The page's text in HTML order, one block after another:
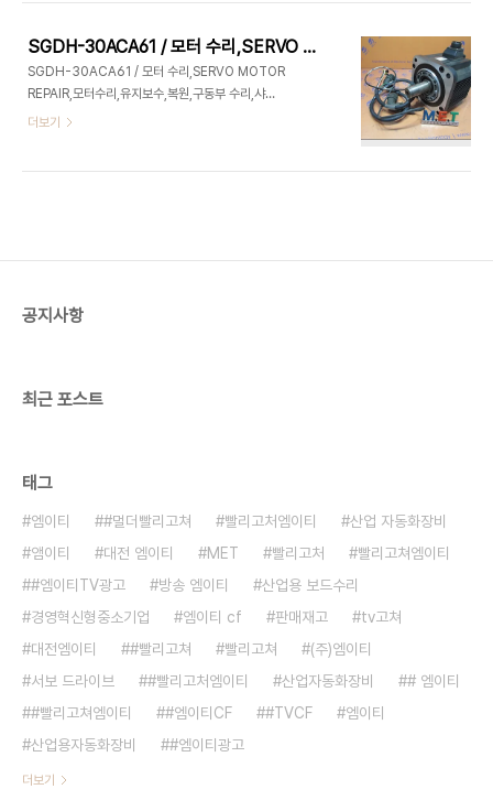
[15년간의 수리누적데이터를 바탕으로 평균수리가
격을 알려드립니다.] ※구매/수리 문의, 이제는 바로
바로 문의 하자! ※궁금하면 무엇이든 모바일에서도
바로바로 전화 하자! [작동이 안될 경우 이미지를 길
게 눌러주세요]
SGDH-30ACA61 / 모터 수리,SERVO MOTOR REPAIR,모터수리,유지보수,복원,구동부 수리,샤프트 가공 및 개조,엔코더 수리,REPAIR,산업용전자장비 판매&수리_(주)엠이티_1초견적
SGDH-30ACA61 / 모터 수리,SERVO MOTOR
REPAIR,모터수리,유지보수,복원,구동부 수리,샤프
트 가공 및 개조,엔코더 수리,REPAIR,산업용전자장
더보기
공지사항
최근 포스트
태그
엠이티 #멀더빨리고쳐 빨리고처엠이티
산업 자동화장비
앰이티
대전 엠이티 MET 빨리고처
빨리고쳐엠이티
#엠이티TV광고
방송 엠이티
산업용 보드수리
경영혁신형중소기업
엠이티 cf 판매재고
tv고쳐
대전엠이티
#빨리고쳐 빨리고쳐
(주)엠이티
서보 드라이브
#빨리고처엠이티 산업자동화장비
# 엠이티
#빨리고쳐엠이티
#엠이티CF #TVCF
엠이티
산업용자동화장비
#엠이티광고
더보기